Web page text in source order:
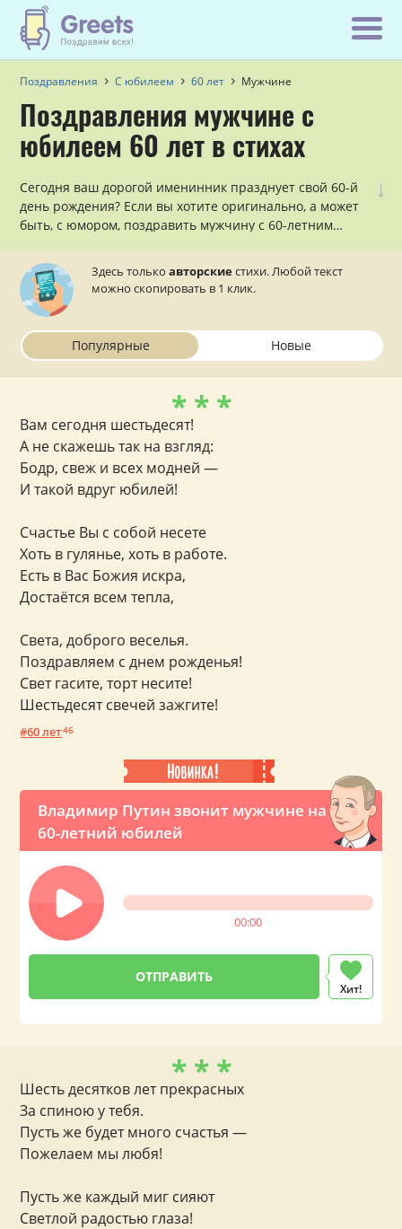
Поздравления С юбилеем 60 лет Мужчине
Поздравления мужчине с
юбилеем 60 лет в стихах
↓
Сегодня ваш дорогой именинник празднует свой 60-й
день рождения? Если вы хотите оригинально, а может
быть, с юмором, поздравить мужчину с 60-летним
раздел — для вас!Здесь толькоавторские стихи. Любой текст
можно скопировать в 1 клик.
Популярные Новые
Владимир Путин звонит мужчине на
60-летний юбилей
00:00
Хит!
* * *
Вам сегодня шестьдесят!
А не скажешь так на взгляд:
Бодр, свеж и всех модней —
И такой вдруг юбилей!
Счастье Вы с собой несете
Хоть в гулянье, хоть в работе.
Есть в Вас Божия искра,
Достаётся всем тепла,
Света, доброго веселья.
Поздравляем с днем рожденья!
Свет гасите, торт несите!
Шестьдесят свечей зажгите!
60 лет46
* * *
Шесть десятков лет прекрасных
За спиною у тебя.
Пусть же будет много счастья —
Пожелаем мы любя!
Пусть же каждый миг сияют
Светлой радостью глаза!